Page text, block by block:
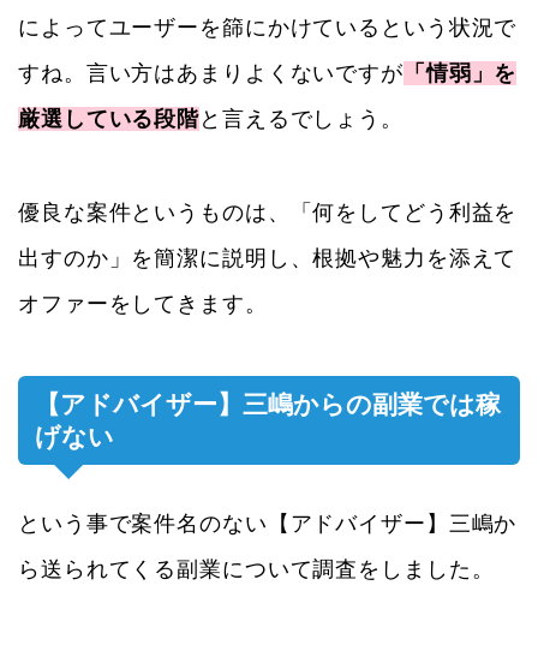
によってユーザーを篩にかけているという状況で
すね。言い方はあまりよくないですが 「情弱」を
厳選している段階と言えるでしょう。
優良な案件というものは、「何をしてどう利益を
出すのか」を簡潔に説明し、根拠や魅力を添えて
オファーをしてきます。
【アドバイザー】三嶋からの副業では稼
げない
という事で案件名のない【アドバイザー】三嶋か
ら送られてくる副業について調査をしました。